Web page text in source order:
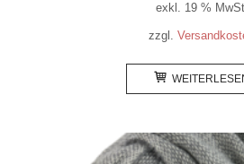
exkl. 19 %
zzgl.